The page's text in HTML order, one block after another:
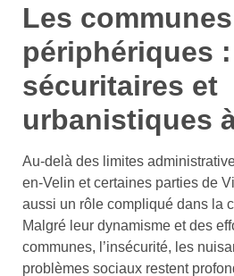
Les communes
périphériques
sécuritaires et
urbanistiques
Au-delà des limites
en-Velin et certaines parties de
aussi un rôle compliqué dans la
Malgré leur dynamisme et des
communes, l’insécurité, les
problèmes sociaux restent